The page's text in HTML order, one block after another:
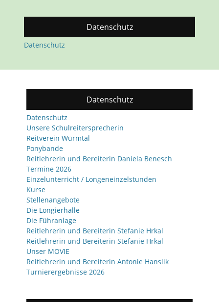
Datenschutz
Datenschutz
Datenschutz
Datenschutz
Unsere Schulreitersprecherin
Reitverein Würmtal
Ponybande
Reitlehrerin und Bereiterin Daniela Benesch
Termine 2026
Einzelunterricht / Longeneinzelstunden
Kurse
Stellenangebote
Die Longierhalle
Die Führanlage
Reitlehrerin und Bereiterin Stefanie Hrkal
Reitlehrerin und Bereiterin Stefanie Hrkal
Unser MOVIE
Reitlehrerin und Bereiterin Antonie Hanslik
Turnierergebnisse 2026